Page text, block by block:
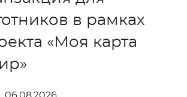
в рамках
«Моя карта